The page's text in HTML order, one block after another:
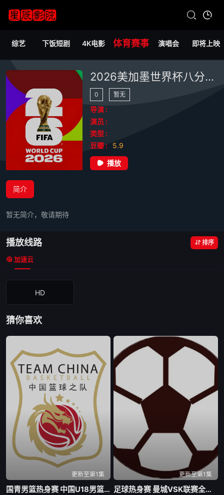
综艺 下饭短剧 4K电影 体育赛事 演唱会 即将上映
2026美加墨世界杯八分之一决赛：葡萄牙VS西班牙
0 暂无
导演 :
演员 :
类型 :
豆瓣 :
5.9
播放
简介
暂无简介，敬请期待
播放线路 排序
加速云
HD
猜你喜欢
更新至第1集
国青男篮热身赛 中国U18男篮VS加拿大大卫安篮球学院20260804
更新至第1集
足球热身赛 曼城VSK联赛全明星20260805